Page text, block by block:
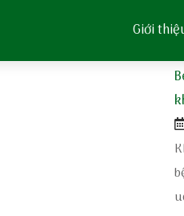
Giới
của bé bị chàm